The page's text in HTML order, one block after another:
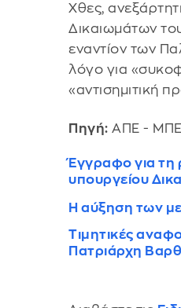
Χθες,
Δικαιωμάτων
εναντίον των
λόγο για
«αντισημιτική
Πηγή: ΑΠΕ - ΜΠΕ
Έγγραφο για τη
υπουργείου
Η αύξηση των
Τιμητικές
Πατριάρχη